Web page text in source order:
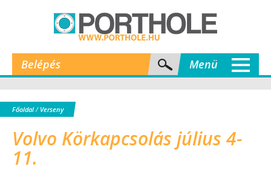
Belépés Menü
Főoldal/ Verseny
Volvo Körkapcsolás július 4-
11.